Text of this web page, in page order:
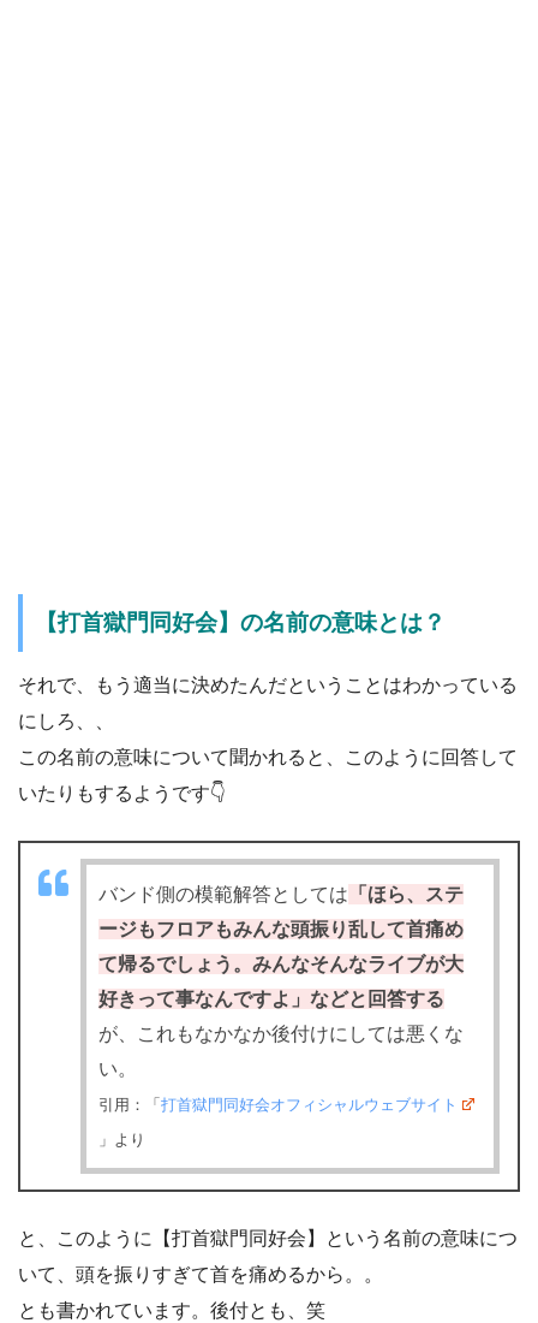
【打首獄門同好会】の名前の意味とは？
それで、もう適当に決めたんだということはわかっている
にしろ、、
この名前の意味について聞かれると、このように回答して
いたりもするようです👇
バンド側の模範解答としては 「ほら、ステ
ージもフロアもみんな頭振り乱して首痛め
て帰るでしょう。みんなそんなライブが大
好きって事なんですよ」などと回答する
が、これもなかなか後付けにしては悪くな
い。
引用：「 打首獄門同好会オフィシャルウェブサイト
」より
と、このように【打首獄門同好会】という名前の意味につ
いて、頭を振りすぎて首を痛めるから。。
とも書かれています。後付とも、笑